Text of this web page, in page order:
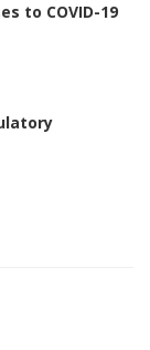
to COVID-19